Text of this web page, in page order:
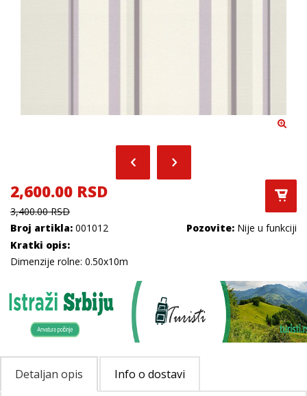
2,600.00 RSD
3,400.00 RSD
Broj artikla: 001012 Pozovite: Nije u funkciji
Kratki opis:
Dimenzije rolne: 0.50x10m
Detaljan opis Info o dostavi